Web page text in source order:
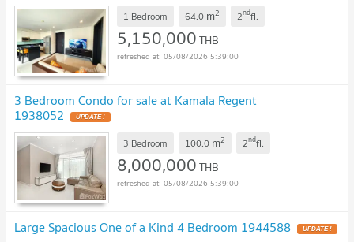
1 Bedroom 64.0 m2 2ndfl.
5,150,000THB
05/08/2026 5:39:00
3 Bedroom Condo for sale at Kamala Regent
1938052 UPDATE !
3 Bedroom 100.0 m2 2ndfl.
8,000,000THB
05/08/2026 5:39:00
Large Spacious One of a Kind 4 Bedroom 1944588 UPDATE !